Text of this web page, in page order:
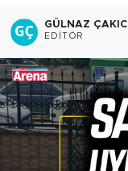
GÜLNAZ ÇAKICI
EDITÖR
Haber Arşivi